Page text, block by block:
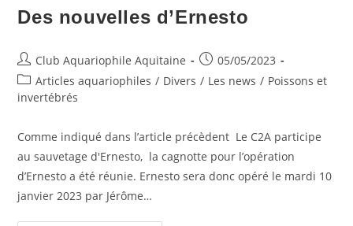
Des nouvelles d’Ernesto
Auteur/autrice
de
la
Club Aquariophile Aquitaine
Publication
publiée :
05/05/2023
Post
category:
Articles aquariophiles / Divers / Les news / Poissons et
invertébrés
Comme indiqué dans l’article précèdent Le C2A participe
au sauvetage d'Ernesto, la cagnotte pour l’opération
d’Ernesto a été réunie. Ernesto sera donc opéré le mardi 10
janvier 2023 par Jérôme…